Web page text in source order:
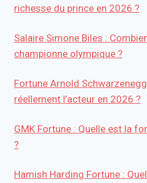
richesse du prince en 2026 ?
Salaire Simone Biles :
championne olympique ?
Fortune Arnold
réellement l’acteur en 2026 ?
GMK Fortune : Quelle est la
?
Hamish Harding Fortune :